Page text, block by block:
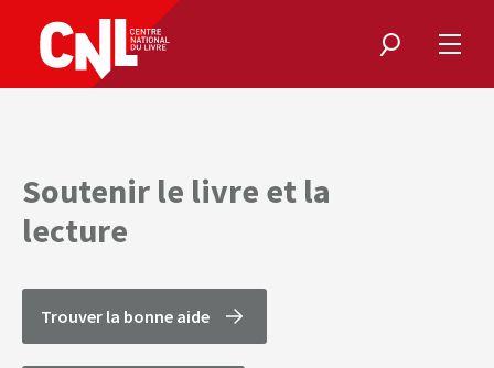
Rechercher
le
Soutenir le livre et la
lecture
Trouver la bonne aide